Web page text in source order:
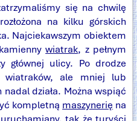
się na chwilę
na kilku górskich
Najciekawszym obiektem
wiatrak, z pełnym
głównej ulicy. Po drodze
wiatraków, ale mniej lub
działa. Można wspiąć
kompletną maszynerię na